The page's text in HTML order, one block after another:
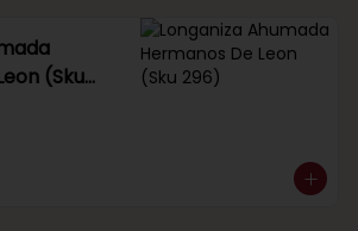
(Sku